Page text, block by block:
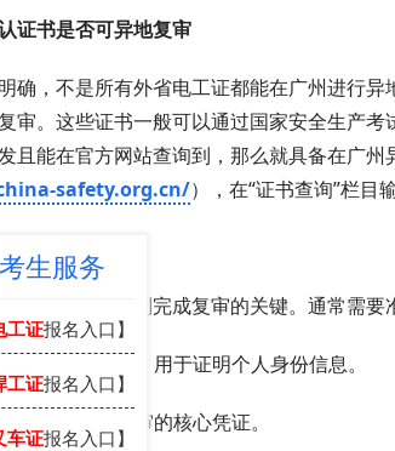
证书是否可异地复审
确，不是所有外省电工证都能在广州进行
审。这些证书一般可以通过国家安全生产
且能在官方网站查询到，那么就具备在广
safety.org.cn/），在“证书查询”栏目
复审所需材料
要的材料是顺利完成复审的关键。通常需要
原件及复印件：用于证明个人身份信息。
原件：这是复审的核心凭证。
考生服务
工证报名入口】
工证报名入口】
车证报名入口】